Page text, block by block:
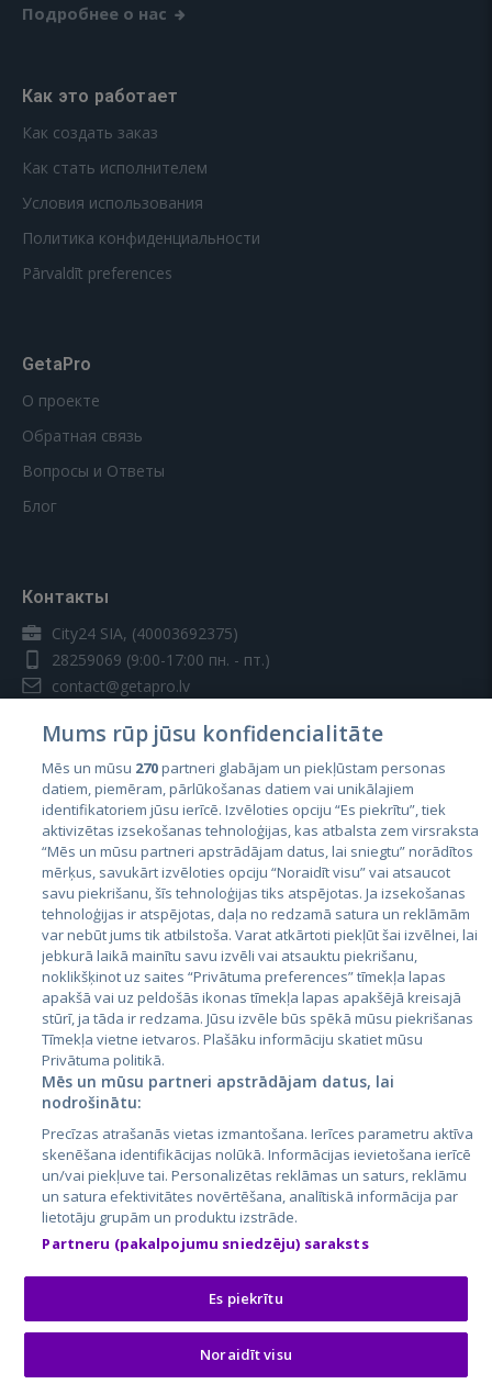
Подробнее о нас
Как это работает
Как создать заказ
Как стать исполнителем
Условия использования
Политика конфиденциальности
Pārvaldīt preferences
GetaPro
О проекте
Обратная связь
Вопросы и Ответы
Блог
Контакты
City24 SIA, (40003692375)
28259069 (9:00-17:00 пн. - пт.)
contact@getapro.lv
Страны
Эстония
Латвия
Литва
City24.lv
City24.ee
GetaPro.lv
GetaPro.ee
Skelbiu.lt
Autoplius.lt
Aruodas.lt
CVbankas.lt
Kainos.lt
Paslaugos.lt
auto24.ee
Osta.ee
KuldneBörs.ee
Mums rūp jūsu konfidencialitāte
Mēs un mūsu 270partneri glabājam un piekļūstam personas
datiem, piemēram, pārlūkošanas datiem vai unikālajiem
identifikatoriem jūsu ierīcē. Izvēloties opciju “Es piekrītu”, tiek
aktivizētas izsekošanas tehnoloģijas, kas atbalsta zem virsraksta
“Mēs un mūsu partneri apstrādājam datus, lai sniegtu” norādītos
mērķus, savukārt izvēloties opciju “Noraidīt visu” vai atsaucot
savu piekrišanu, šīs tehnoloģijas tiks atspējotas. Ja izsekošanas
tehnoloģijas ir atspējotas, daļa no redzamā satura un reklāmām
var nebūt jums tik atbilstoša. Varat atkārtoti piekļūt šai izvēlnei, lai
jebkurā laikā mainītu savu izvēli vai atsauktu piekrišanu,
noklikšķinot uz saites “Privātuma preferences” tīmekļa lapas
apakšā vai uz peldošās ikonas tīmekļa lapas apakšējā kreisajā
stūrī, ja tāda ir redzama. Jūsu izvēle būs spēkā mūsu piekrišanas
Tīmekļa vietne ietvaros. Plašāku informāciju skatiet mūsu
Privātuma politikā.
Mēs un mūsu partneri apstrādājam datus, lai
nodrošinātu:
Precīzas atrašanās vietas izmantošana. Ierīces parametru aktīva
skenēšana identifikācijas nolūkā. Informācijas ievietošana ierīcē
un/vai piekļuve tai. Personalizētas reklāmas un saturs, reklāmu
un satura efektivitātes novērtēšana, analītiskā informācija par
lietotāju grupām un produktu izstrāde.
Partneru (pakalpojumu sniedzēju) saraksts
Es piekrītu
Noraidīt visu